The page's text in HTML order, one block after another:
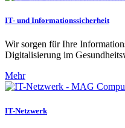
IT- und Informationssicherheit
Wir sorgen für Ihre
Digitalisierung im
Mehr
IT-Netzwerk